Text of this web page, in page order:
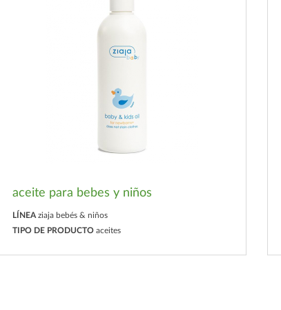
aceite para bebes y niños
LÍNEA ziaja bebés & niños
TIPO DE PRODUCTO aceites